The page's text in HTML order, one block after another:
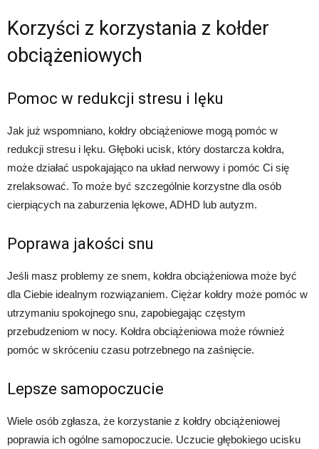
Korzyści z korzystania z kołder
obciążeniowych
Pomoc w redukcji stresu i lęku
Jak już wspomniano, kołdry obciążeniowe mogą pomóc w
redukcji stresu i lęku. Głęboki ucisk, który dostarcza kołdra,
może działać uspokajająco na układ nerwowy i pomóc Ci się
zrelaksować. To może być szczególnie korzystne dla osób
cierpiących na zaburzenia lękowe, ADHD lub autyzm.
Poprawa jakości snu
Jeśli masz problemy ze snem, kołdra obciążeniowa może być
dla Ciebie idealnym rozwiązaniem. Ciężar kołdry może pomóc w
utrzymaniu spokojnego snu, zapobiegając częstym
przebudzeniom w nocy. Kołdra obciążeniowa może również
pomóc w skróceniu czasu potrzebnego na zaśnięcie.
Lepsze samopoczucie
Wiele osób zgłasza, że korzystanie z kołdry obciążeniowej
poprawia ich ogólne samopoczucie. Uczucie głębokiego ucisku